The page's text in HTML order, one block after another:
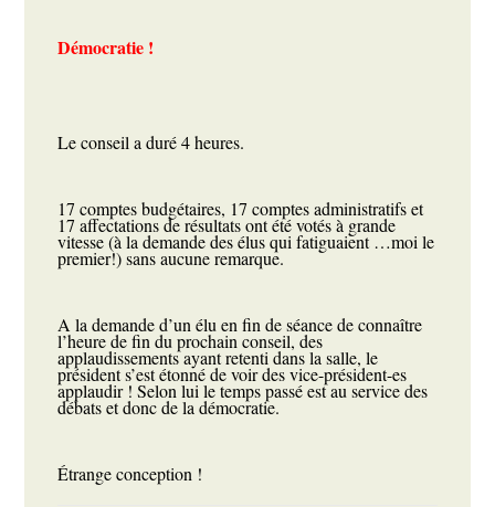
Démocratie !
Le conseil a duré 4 heures.
17 comptes budgétaires, 17 comptes administratifs et
17 affectations de résultats ont été votés à grande
vitesse (à la demande des élus qui fatiguaient …moi le
premier!) sans aucune remarque.
A la demande d’un élu en fin de séance de connaître
l’heure de fin du prochain conseil, des
applaudissements ayant retenti dans la salle, le
président s’est étonné de voir des vice-président-es
applaudir ! Selon lui le temps passé est au service des
débats et donc de la démocratie.
Étrange conception !